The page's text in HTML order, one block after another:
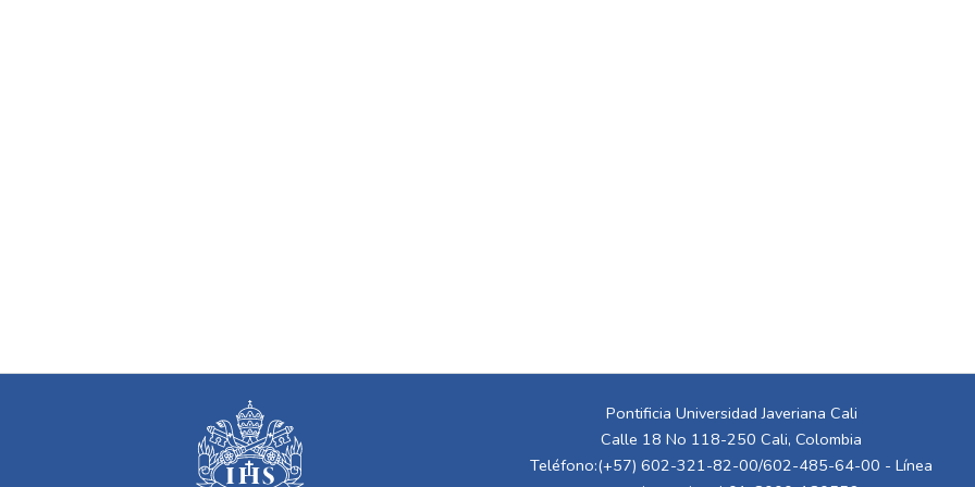
Pontificia Universidad Javeriana Cali
Calle 18 No 118-250 Cali, Colombia
Teléfono:(+57) 602-321-82-00/602-485-64-00 - Línea